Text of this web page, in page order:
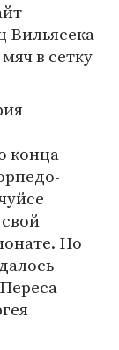
Вильясека
в сетку
конца
Но